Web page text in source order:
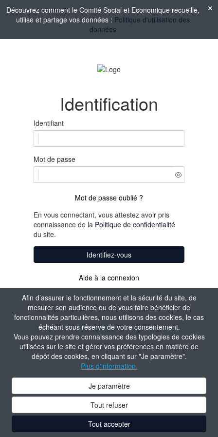
Afin d’assurer le fonctionnement et la sécurité du site, de
mesurer son audience ou de vous faire bénéficier de
fonctionnalités particulières, nous utilisons des cookies, le cas
échéant sous réserve de votre consentement.
Vous pouvez prendre connaissance des typologies de cookies
utilisées sur le site et gérer vos préférences en matière de
dépôt des cookies, en cliquant sur "Je paramètre".
Plus d'information.
Je paramètre
Tout refuser
Tout accepter
Découvrez comment le Comité Social et Economique recueille,
utilise et partage vos données : Politique d'utilisation des
données
Identification
Identifiant
Mot de passe
Mot de passe oublié ?
En vous connectant, vous attestez avoir pris
connaissance de la Politique de confidentialité
du site.
Identifiez-vous
Aide à la connexion